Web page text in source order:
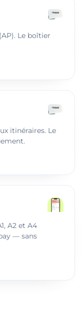
Le boîtier
itinéraires. Le
A2 et A4
— sans